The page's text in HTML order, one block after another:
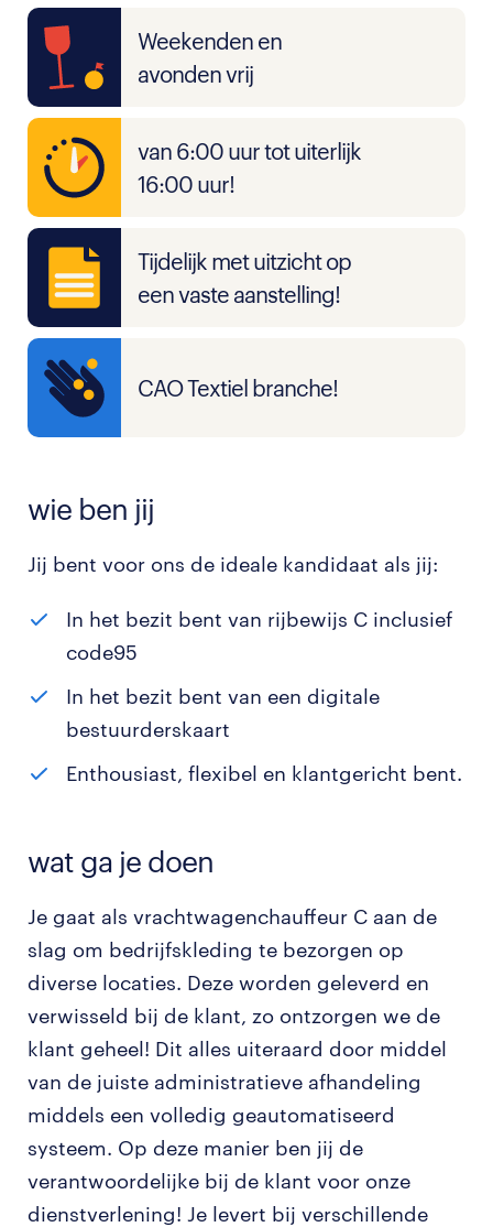
Weekenden en
avonden vrij
van 6:00 uur tot uiterlijk
16:00 uur!
Tijdelijk met uitzicht op
een vaste aanstelling!
CAO Textiel branche!
wie ben jij
Jij bent voor ons de ideale kandidaat als jij:
In het bezit bent van rijbewijs C inclusief
code95
In het bezit bent van een digitale
bestuurderskaart
Enthousiast, flexibel en klantgericht bent.
wat ga je doen
Je gaat als vrachtwagenchauffeur C aan de
slag om bedrijfskleding te bezorgen op
diverse locaties. Deze worden geleverd en
verwisseld bij de klant, zo ontzorgen we de
klant geheel! Dit alles uiteraard door middel
van de juiste administratieve afhandeling
middels een volledig geautomatiseerd
systeem. Op deze manier ben jij de
verantwoordelijke bij de klant voor onze
dienstverlening! Je levert bij verschillende